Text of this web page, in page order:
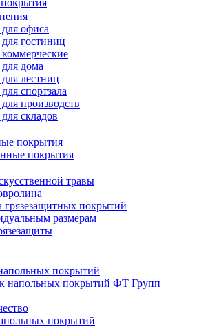
офиса
гостиниц
дома
лестниц
спортзала
производств
складов
покрытия
покрытия
травы
грязезащитных покрытий
размерам
покрытий
напольных покрытий ФТ Групп
покрытий